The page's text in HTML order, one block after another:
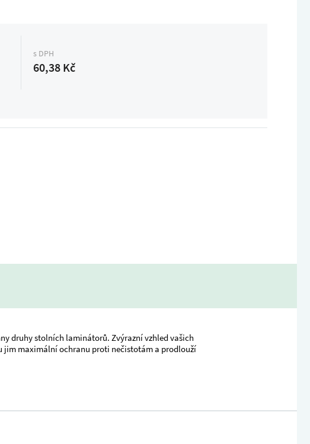
s DPH
60,38 Kč
druhy stolních laminátorů. Zvýrazní vzhled vašich
jim maximální ochranu proti nečistotám a prodlouží